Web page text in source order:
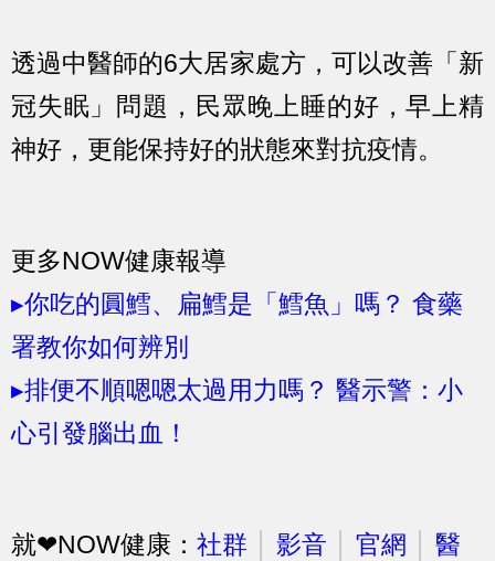
透過中醫師的6大居家處方，可以改善「新
冠失眠」問題，民眾晚上睡的好，早上精
神好，更能保持好的狀態來對抗疫情。
更多NOW健康報導
▸你吃的圓鱈、扁鱈是「鱈魚」嗎？ 食藥
署教你如何辨別
▸排便不順嗯嗯太過用力嗎？ 醫示警：小
心引發腦出血！
就❤NOW健康： 社群 影音 官網
醫